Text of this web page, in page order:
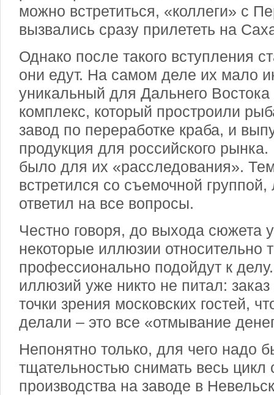
можно встретиться, «коллеги» с
вызвались сразу прилететь на
Однако после такого вступления
они едут. На самом деле их мало
уникальный для Дальнего
комплекс, который простроили
завод по переработке краба, и
продукция для российского
было для их «расследования».
встретился со съемочной
ответил на все вопросы.
Честно говоря, до выхода сюжета
некоторые иллюзии относительно
профессионально подойдут к
иллюзий уже никто не питал:
точки зрения московских гостей,
делали – это все «отмывание
Непонятно только, для чего надо
тщательностью снимать весь цикл
производства на заводе в